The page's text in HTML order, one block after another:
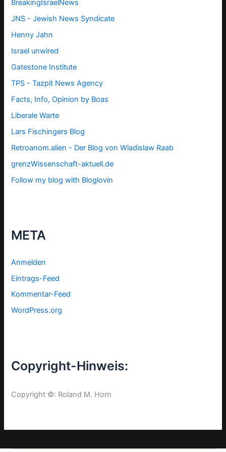
BreakingIsraelNews
JNS - Jewish News Syndicate
Henny Jahn
Israel unwired
Gatestone Institute
TPS -Tazpit News Agency
Facts, Info, Opinion by Boas
Liberale Warte
Lars Fischingers Blog
Retroanom.alien - Der Blog von Wladislaw Raab
grenzWissenschaft-aktuell.de
Follow my blog with Bloglovin
META
Anmelden
Eintrags-Feed
Kommentar-Feed
WordPress.org
Copyright-Hinweis:
Copyright ©: Roland M. Horn